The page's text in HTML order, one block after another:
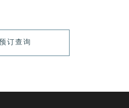
订查询